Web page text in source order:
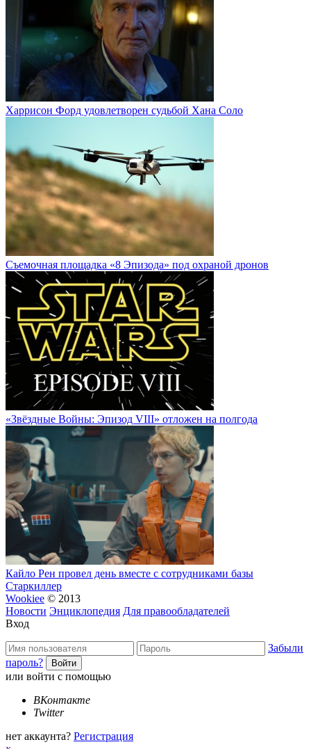
Харрисон Форд удовлетворен судьбой Хана Соло
Cъемочная площадка «8 Эпизода» под охраной дронов
«Звёздные Войны: Эпизод VIII» отложен на полгода
Кайло Рен провел день вместе с сотрудниками базы
Старкиллер
Wookiee © 2013
Новости Энциклопедия Для правообладателей
Вход
Забыли
пароль?
или войти с помощью
ВКонтакте
Twitter
нет аккаунта? Регистрация